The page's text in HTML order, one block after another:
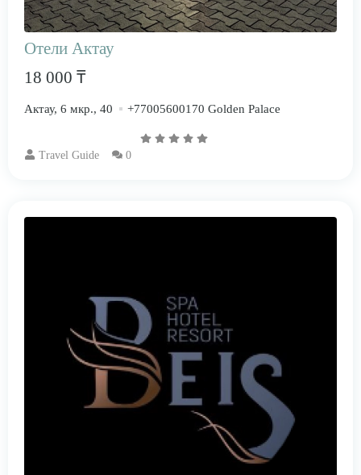
Отели Актау
18 000 ₸
Актау, 6 мкр., 40 +77005600170 Golden Palace
Travel Guide 0